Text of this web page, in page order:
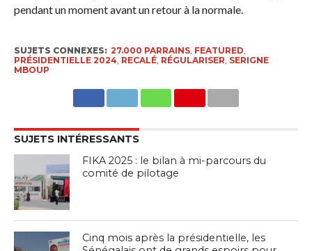
pendant un moment avant un retour à la normale.
SUJETS CONNEXES: 27.000 PARRAINS, FEATURED
PRÉSIDENTIELLE 2024 RECALÉ, RÉGULARISER SERIGNE
MBOUP
SUJETS INTÉRESSANTS
FIKA 2025 : le bilan à mi-parcours du
comité de pilotage
Cinq mois après la présidentielle, les